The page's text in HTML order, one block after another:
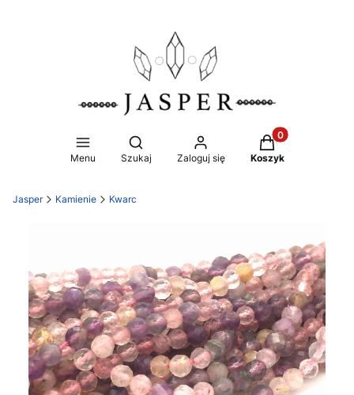
Menu
Otwórz wyszukiwarkę
Szukaj Zaloguj się
Produkty w
Koszyk
Jasper Kamienie Kwarc